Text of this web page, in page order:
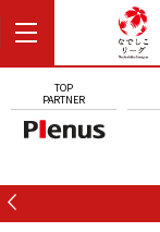
TOP
PARTNER